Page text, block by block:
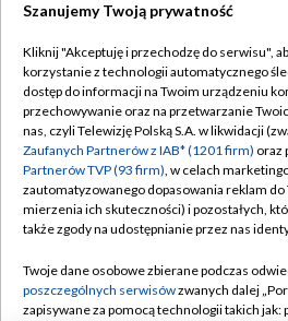
TVP
Abonament TVP
Emisja w TVP
Centrum informacji TVP
Naziemna Telewizja Cyfrowa
Rada Programowa
Regulamin
Polityka
Moje
Pomoc
Kontakt
Szanujemy Twoją prywatność
Kliknij "Akceptuję i przechodzę do serwisu",
korzystanie z technologii automatycznego
dostęp do informacji na Twoim urządzeniu
przechowywanie oraz na przetwarzanie
nas, czyli Telewizję Polską S.A. w likwidacji
Zaufanych Partnerów z IAB* (1201 firm) oraz
Partnerów TVP (93 firm), w celach
zautomatyzowanego dopasowania reklam
mierzenia ich skuteczności) i pozostałych,
także zgody na udostępnianie przez nas
Twoje dane osobowe zbierane podczas
poszczególnych serwisówzwanych dalej
zapisywane za pomocą technologii takich